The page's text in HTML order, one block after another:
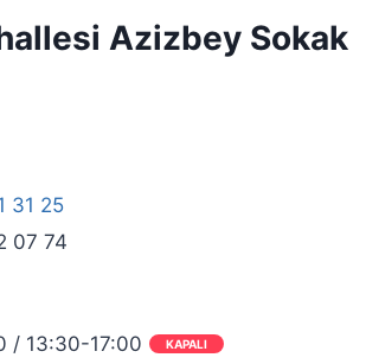
Azizbey Sokak
31 25
07 74
/ 13:30-17:00 KAPALI